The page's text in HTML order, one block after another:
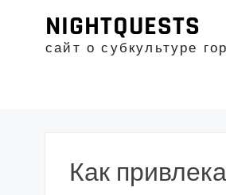
содержимому
NIGHTQUESTS
сайт о субкультуре
Как